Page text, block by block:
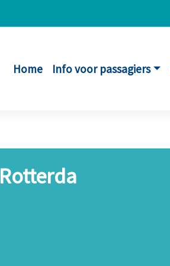
Home Info voor passagiers
Rotterda